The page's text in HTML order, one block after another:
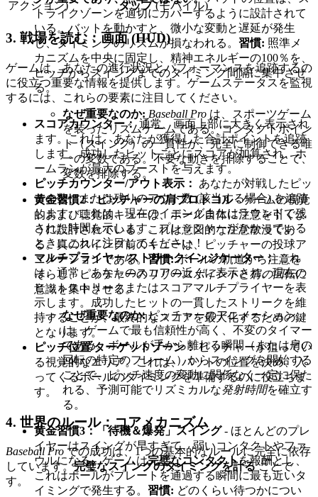
アクション)
タップ(モバイル)
3. 戦場を読む：画面 (HUD)
ゲームは、あなたの進行状況とパフォーマンスを追跡するの
に役立つ重要な情報を提供します。ゲームステータスを監視
するには、これらの要素に注目してください。
スコアカウンター：通常、画面上部に大きく表示され
ます。これは、あなたが獲得した合計ポイントを追跡
します。成功したヒットごとにスコアが加算され、ホ
ームランが最大のブーストを与えます。
ピッチカウンター/アウト表示：
あなたが対戦したピッ
チの数、または残りのアウト数 (該当する場合) を追跡
します。これは、現在のイニングまたはラウンドで残
された時間を示します。プレッシャーがかかっている
ときにこれに注目してください！
マルチプライヤー/ストリークインジケーター：これ
は、通常、あなたのスコアの近くに表示され、現在の
ヒットストリークまたはスコアマルチプライヤーを表
示します。成功したヒットの一貫したストリークを維
持することが、最終的なスコアを最大化するための鍵
となります。
ピッチ位置/ターゲットゾーン：ピッチャーが狙ってい
る視覚的なエリア。これは、バットの位置を決め、入
ってくるボールのタイミングを準備するのに役立ちま
す。
4. 世界のルール：コアメカニズム
Baseball Pro での成功は、1つの基本的なルールに完全に依存
しています。完璧なスイングのタイミングを計ることで
す。
トライクゾーンを適切にカバーするように設計されて
いる。バットを動かすと、微小な変動と遅延が発生
し、タイミングのリズムが損なわれる。 習慣: 照準メ
カニズムを中央に固定し、精神エネルギーの100％を、
ピッチからスイングまでのタイミング間隔に集中させ
る。
なぜ重要なのか: Baseball Pro は、スポーツゲーム
を装ったリズムゲームである。コンタクトポイン
ト（スイング）の一貫性が、完全に制御できる唯
一の変数である。不要な動きを排除することで、
変数を排除する。
黄金習慣2：ピッチャーの肩プロトコル- ゲームの視覚
的および聴覚的キューは、ボール自体に注意を引くよ
うに設計されている。これは意図的な注意散漫であ
る。真のスイング前のキューは、ピッチャーの投球ア
ニメーションである。習慣:ボールの軌道から注意を
そらし、ピッチャーのリリースポイントと肩の回転に
意識を集中させる。
なぜ重要なのか:ピッチャーのアニメーション
は、ゲームで最も信頼性が高く、不変のタイマー
である。ボールが手から離れる瞬間（または肩の
回転の特定のフレーム）からスイングを開始する
ことで、ピッチ速度の変動に関係なく一定に保た
れる、予測可能でリズミカルな発射時間を確立す
る。
黄金習慣3：「待機＆爆発」スイング- ほとんどのプレ
イヤーはスイングが早すぎて、弱いコンタクトやファ
ウルになる。ゲームは完璧なコンタクトを報酬とし、
これはボールがプレートを通過する瞬間に最も近いタ
イミングで発生する。 習慣: どのくらい待つかについ